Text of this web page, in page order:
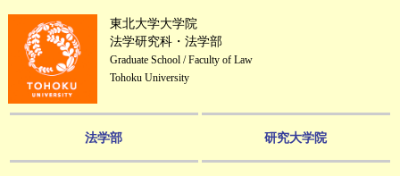
東北大学大学院
法学研究科・法学部
Graduate School / Faculty of Law
Tohoku University
法学部 研究大学院